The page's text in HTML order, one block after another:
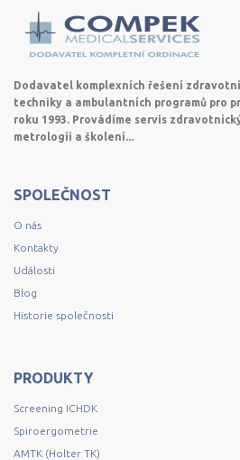
Dodavatel komplexních řešení
techniky a ambulantních programů pro
roku 1993. Provádíme servis
metrologii a školení...
SPOLEČNOST
O nás
Kontakty
Události
Blog
Historie společnosti
PRODUKTY
Screening ICHDK
Spiroergometrie
AMTK (Holter TK)